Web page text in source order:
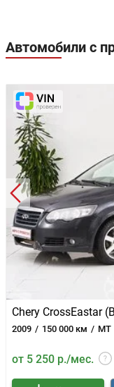
Автомобили с
Chery CrossEastar
2009 150 000 км MT
от 5 250 р./мес.